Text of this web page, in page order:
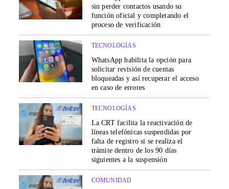
sin perder contactos usando su
función oficial y completando el
proceso de verificación
TECNOLOGÍAS
WhatsApp habilita la opción para
solicitar revisión de cuentas
bloqueadas y así recuperar el acceso
en caso de errores
TECNOLOGÍAS
La CRT facilita la reactivación de
líneas telefónicas suspendidas por
falta de registro si se realiza el
trámite dentro de los 90 días
siguientes a la suspensión
COMUNIDAD